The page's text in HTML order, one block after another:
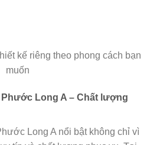
kế riêng theo phong cách bạn
muốn
Long A – Chất lượng
Long A nổi bật không chỉ vì